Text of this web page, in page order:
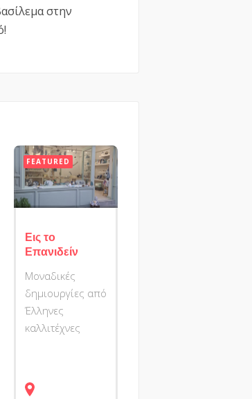
στην
FEATURED
Εις το
Επανιδείν
Μοναδικές
δημιουργίες από
Έλληνες
καλλιτέχνες